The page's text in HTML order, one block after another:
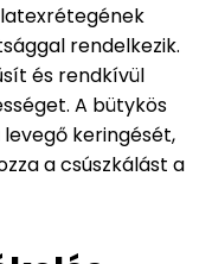
latexrétegének
rendelkezik.
és rendkívül
A bütykös
keringését,
a csúszkálást a